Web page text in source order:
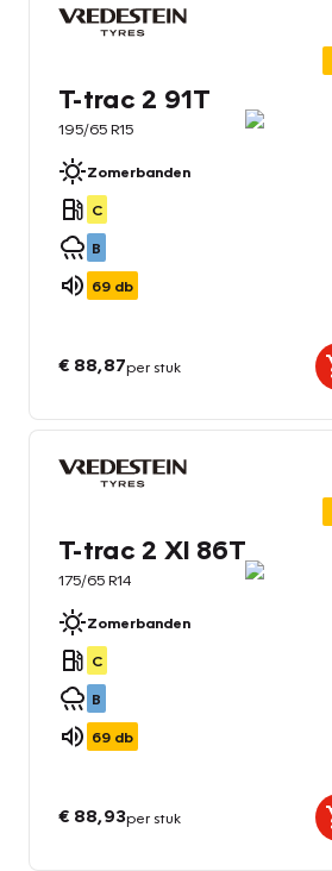
T-trac 2 91T
195/65 R15
Zomerbanden
C
B
69 db
€ 88,87per stuk
T-trac 2 Xl 86T
175/65 R14
Zomerbanden
C
B
69 db
€ 88,93per stuk